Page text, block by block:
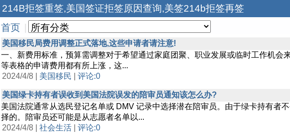
214B拒签重签,美国签证拒签原因查询,美签214b拒签再签
首页
美国移民局费用调整正式落地,这些申请者请注意!
一、新费用标准，预算需调整对于希望通过家庭团聚、职业发展或临时工作机
等表格的申请费用都有所上涨，这...
2024/4/8 | 美国移民 评论:0
美国绿卡持有者误收到美国法院误发的陪审员通知该怎么办?
美国法院通常从选民登记名单或 DMV 记录中选择潜在陪审员。由于绿卡持有者
择的。陪审员还可能是从志愿者名单以...
2024/4/8 | 社会生活 评论:0